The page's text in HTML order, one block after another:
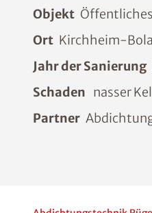
Objekt
Ort Kirchheim-
Jahr der Sanierung
Schaden nasser
Partner